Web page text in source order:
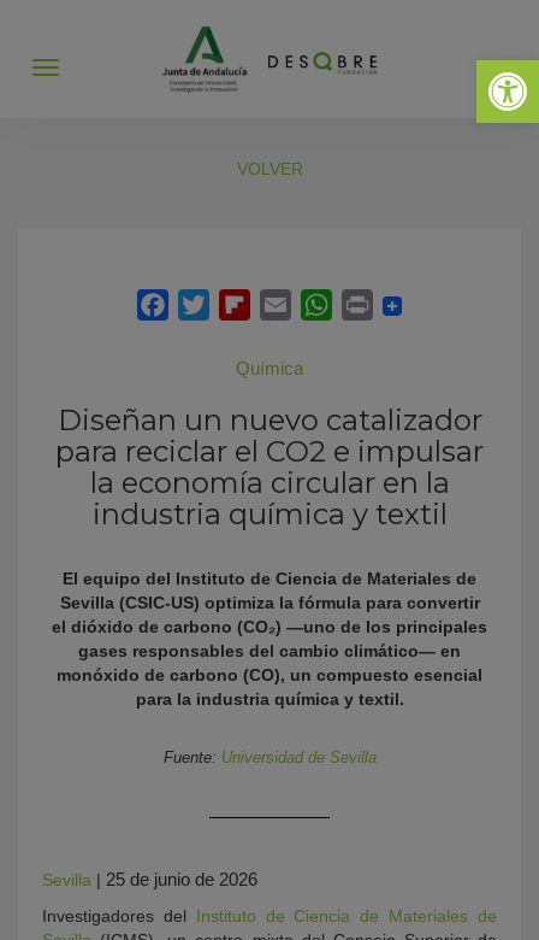
Abrir
Abrir
VOLVER
Química
Diseñan un nuevo catalizador
para reciclar el CO2 e impulsar
la economía circular en la
industria química y textil
El equipo del Instituto de Ciencia de Materiales de
Sevilla (CSIC-US) optimiza la fórmula para convertir
el dióxido de carbono (CO₂) —uno de los principales
gases responsables del cambio climático— en
monóxido de carbono (CO), un compuesto esencial
para la industria química y textil.
Fuente: Universidad de Sevilla
Sevilla | 25 de junio de 2026
Investigadores del Instituto de Ciencia de Materiales de